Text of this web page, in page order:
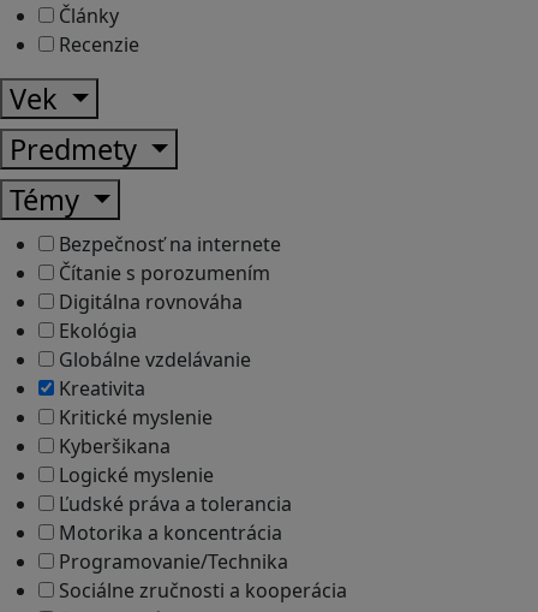
Články
Recenzie
Vek
Predmety
Témy
Bezpečnosť na internete
Čítanie s porozumením
Digitálna rovnováha
Ekológia
Globálne vzdelávanie
Kreativita
Kritické myslenie
Kyberšikana
Logické myslenie
Ľudské práva a tolerancia
Motorika a koncentrácia
Programovanie/Technika
Sociálne zručnosti a kooperácia